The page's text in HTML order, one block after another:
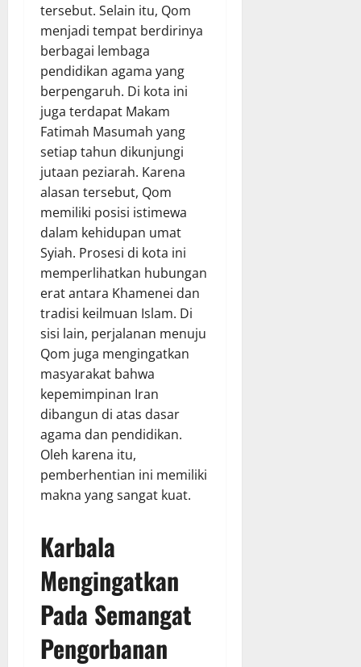
tersebut. Selain itu, Qom
menjadi tempat berdirinya
berbagai lembaga
pendidikan agama yang
berpengaruh. Di kota ini
juga terdapat Makam
Fatimah Masumah yang
setiap tahun dikunjungi
jutaan peziarah. Karena
alasan tersebut, Qom
memiliki posisi istimewa
dalam kehidupan umat
Syiah. Prosesi di kota ini
memperlihatkan hubungan
erat antara Khamenei dan
tradisi keilmuan Islam. Di
sisi lain, perjalanan menuju
Qom juga mengingatkan
masyarakat bahwa
kepemimpinan Iran
dibangun di atas dasar
agama dan pendidikan.
Oleh karena itu,
pemberhentian ini memiliki
makna yang sangat kuat.
Karbala
Mengingatkan
Pada Semangat
Pengorbanan